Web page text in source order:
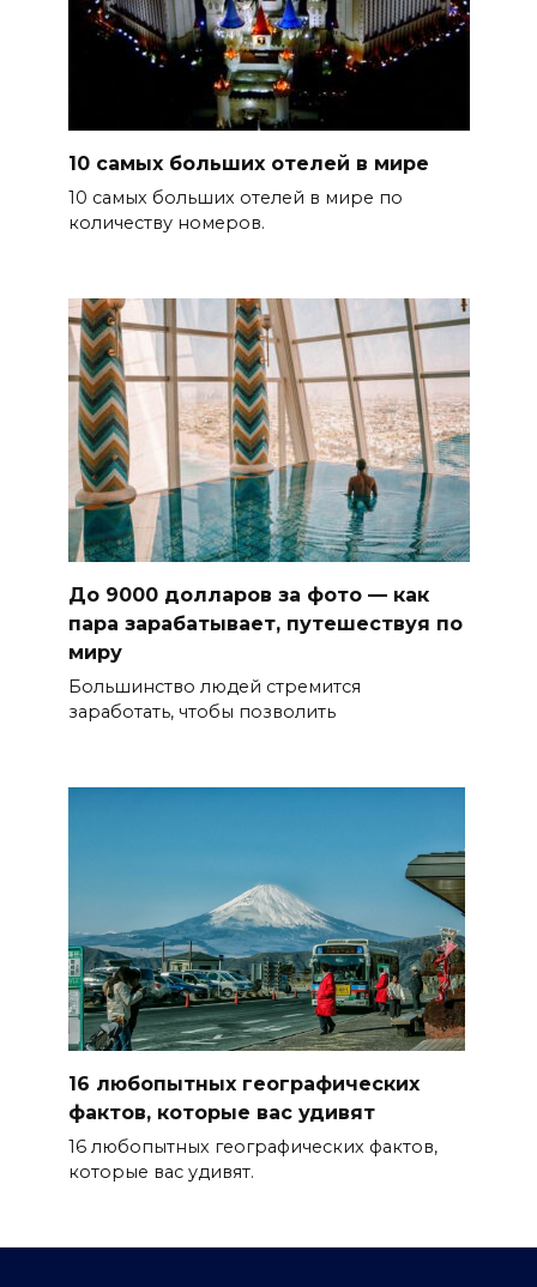
10 самых больших отелей в мире
10 самых больших отелей в мире по
количеству номеров.
До 9000 долларов за фото — как
пара зарабатывает, путешествуя по
миру
Большинство людей стремится
заработать, чтобы позволить
16 любопытных географических
фактов, которые вас удивят
16 любопытных географических фактов,
которые вас удивят.